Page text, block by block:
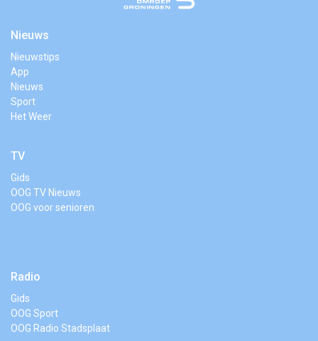
Nieuws
Nieuwstips
App
Nieuws
Sport
Het Weer
TV
Gids
OOG TV Nieuws
OOG voor senioren
Radio
Gids
OOG Sport
OOG Radio Stadsplaat